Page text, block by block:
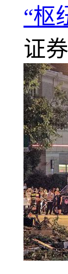
“枢
证